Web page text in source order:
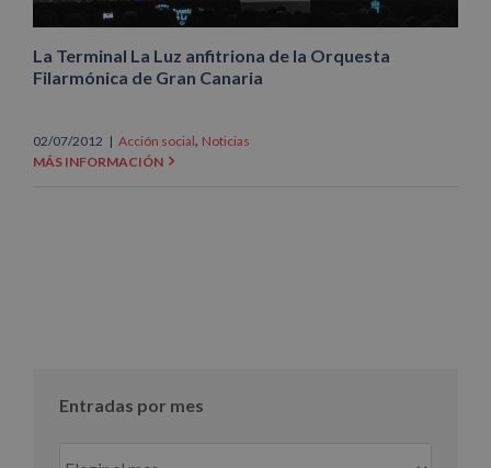
La Terminal La Luz anfitriona de la Orquesta
Filarmónica de Gran Canaria
02/07/2012 | Acción social, Noticias
MÁS INFORMACIÓN
Entradas por mes